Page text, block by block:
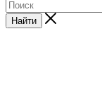
Найти